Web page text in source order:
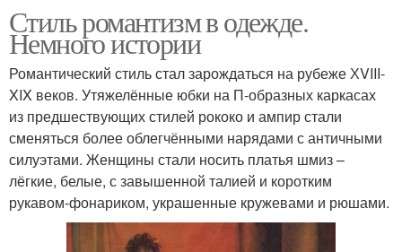
Стиль романтизм в одежде.
Немного истории
Романтический стиль стал зарождаться на рубеже ХVIII-
XIX веков. Утяжелённые юбки на П-образных каркасах
из предшествующих стилей рококо и ампир стали
сменяться более облегчёнными нарядами с античными
силуэтами. Женщины стали носить платья шмиз –
лёгкие, белые, с завышенной талией и коротким
рукавом-фонариком, украшенные кружевами и рюшами.